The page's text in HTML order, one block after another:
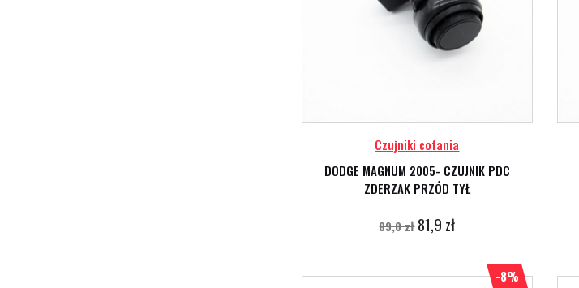
Czujniki cofania
DODGE MAGNUM 2005- CZUJNIK PDC
ZDERZAK PRZÓD TYŁ
89,0 zł 81,9 zł
-8%